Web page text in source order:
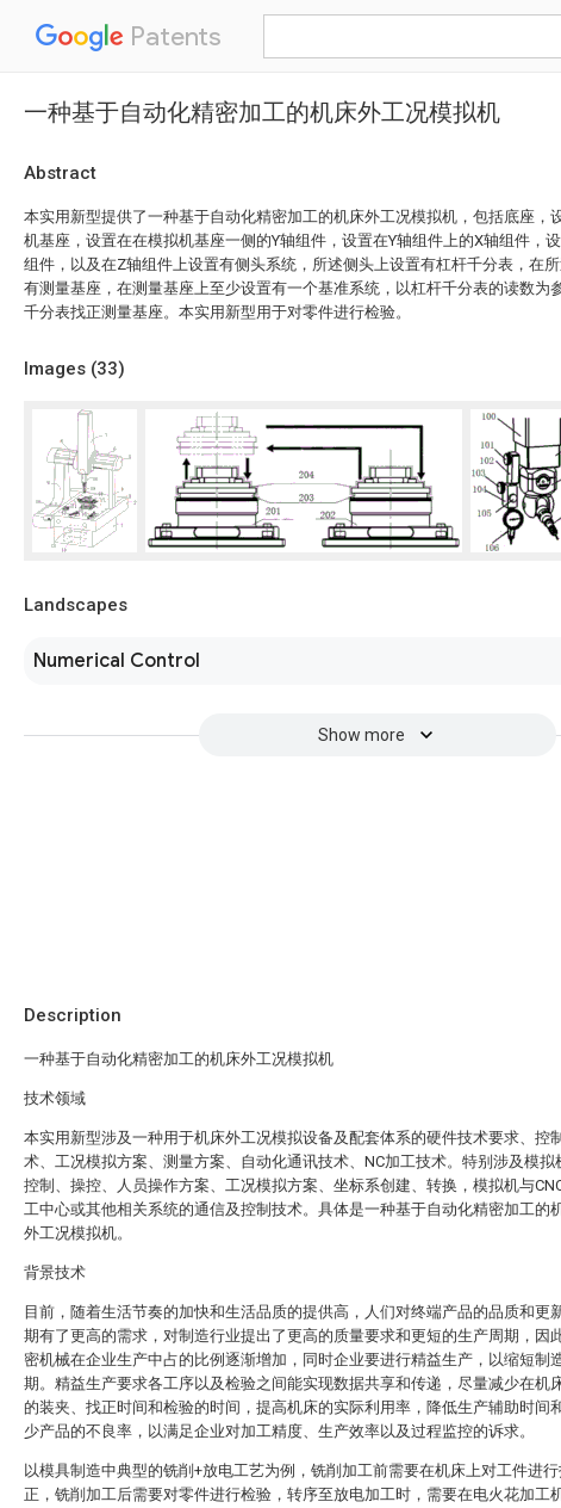
Patents
一种基于自动化精密加工的机床外工况模拟机
Abstract
本实用新型提供了一种基于自动化精密加工的机床外工况模拟机，包括底座，
机基座，设置在在模拟机基座一侧的Y轴组件，设置在Y轴组件上的X轴组件，
组件，以及在Z轴组件上设置有侧头系统，所述侧头上设置有杠杆千分表，在
有测量基座，在测量基座上至少设置有一个基准系统，以杠杆千分表的读数为
千分表找正测量基座。本实用新型用于对零件进行检验。
Images (33)
Landscapes
Numerical Control
Show more
Description
一种基于自动化精密加工的机床外工况模拟机
技术领域
本实用新型涉及一种用于机床外工况模拟设备及配套体系的硬件技术要求、控
术、工况模拟方案、测量方案、自动化通讯技术、NC加工技术。特别涉及模拟
控制、操控、人员操作方案、工况模拟方案、坐标系创建、转换，模拟机与
工中心或其他相关系统的通信及控制技术。具体是一种基于自动化精密加工的
外工况模拟机。
背景技术
目前，随着生活节奏的加快和生活品质的提供高，人们对终端产品的品质和更
期有了更高的需求，对制造行业提出了更高的质量要求和更短的生产周期，因
密机械在企业生产中占的比例逐渐增加，同时企业要进行精益生产，以缩短制
期。精益生产要求各工序以及检验之间能实现数据共享和传递，尽量减少在机
的装夹、找正时间和检验的时间，提高机床的实际利用率，降低生产辅助时间
少产品的不良率，以满足企业对加工精度、生产效率以及过程监控的诉求。
以模具制造中典型的铣削+放电工艺为例，铣削加工前需要在机床上对工件进
正，铣削加工后需要对零件进行检验，转序至放电加工时，需要在电火花加工